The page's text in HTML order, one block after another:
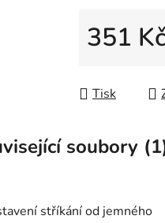
hvězdiček.
351
Tisk
soubory
stříkání od jemného